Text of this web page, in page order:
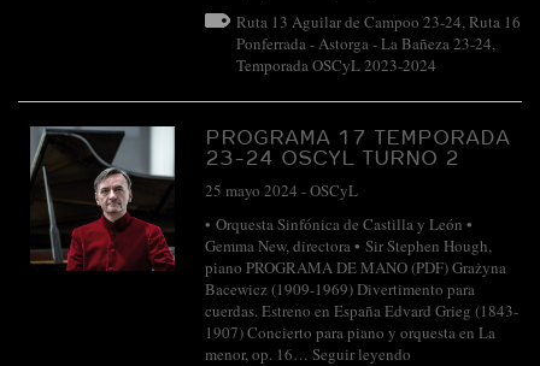
Ruta 13 Aguilar de Campoo 23-24, Ruta 16
Ponferrada - Astorga - La Bañeza 23-24,
Temporada OSCyL 2023-2024
PROGRAMA 17 TEMPORADA
23-24 OSCYL TURNO 2
25 mayo 2024 -OSCyL
• Orquesta Sinfónica de Castilla y León •
Gemma New, directora • Sir Stephen Hough,
piano PROGRAMA DE MANO (PDF) Grażyna
Bacewicz (1909-1969) Divertimento para
cuerdas. Estreno en España Edvard Grieg (1843-
1907) Concierto para piano y orquesta en La
menor, op. 16… Seguir leyendo